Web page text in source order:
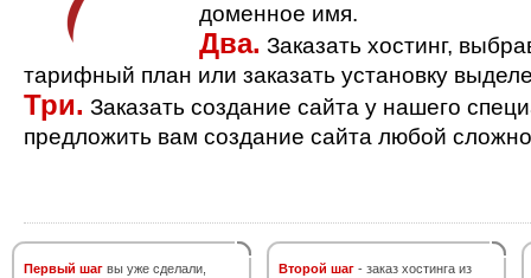
доменное имя.
Два. Заказать хостинг,
тарифный план или заказать установку
Три. Заказать создание сайта у нашего
предложить вам создание сайта любой
Первый шаг вы уже сделали,
Второй шаг - заказ хостинга из